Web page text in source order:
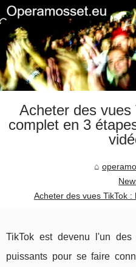
Acheter des vues
complet en 3
Acheter des vues TikTok
TikTok est devenu l'un
puissants pour se faire